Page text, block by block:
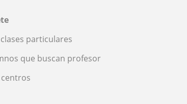
particulares
que buscan profesor